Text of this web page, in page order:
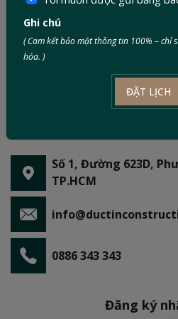
Số 1, Đường 623D,
TP.HCM
0886 343 343
Đăng ký
Ghi chú
( Cam kết bảo mật thông tin 100% – chỉ
hóa. )
ĐẶT LỊCH